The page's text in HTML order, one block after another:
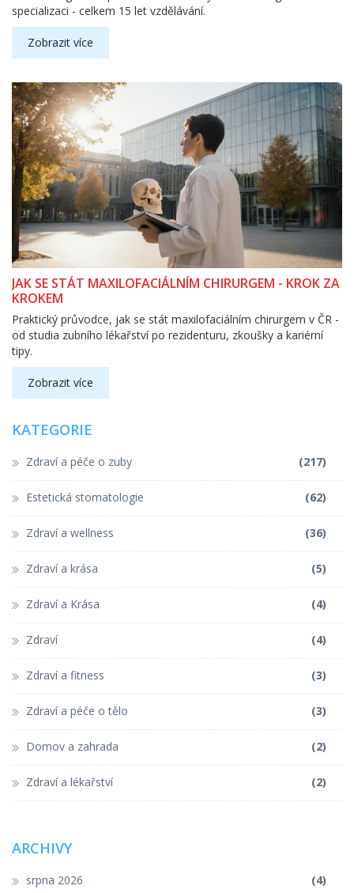
specializaci - celkem 15 let vzdělávání.
Zobrazit více
JAK SE STÁT MAXILOFACIÁLNÍM CHIRURGEM - KROK ZA
KROKEM
Praktický průvodce, jak se stát maxilofaciálním chirurgem v ČR -
od studia zubního lékařství po rezidenturu, zkoušky a kariérní
tipy.
Zobrazit více
KATEGORIE
Zdraví a péče o zuby (217)
Estetická stomatologie (62)
Zdraví a wellness (36)
Zdraví a krása (5)
Zdraví a Krása (4)
Zdraví (4)
Zdraví a fitness (3)
Zdraví a péče o tělo (3)
Domov a zahrada (2)
Zdraví a lékařství (2)
ARCHIVY
srpna 2026 (4)